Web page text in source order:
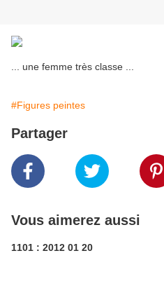
... une femme très classe ...
#Figures peintes
Partager
Vous aimerez aussi
1101 : 2012 01 20